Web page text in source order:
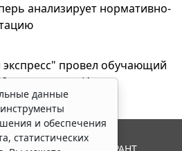
анализирует нормативно-
провел обучающий
ассистентом Искра
данные
и обеспечения
статистических